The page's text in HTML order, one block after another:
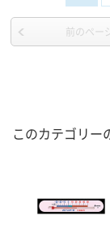
前のペー
このカテゴリー